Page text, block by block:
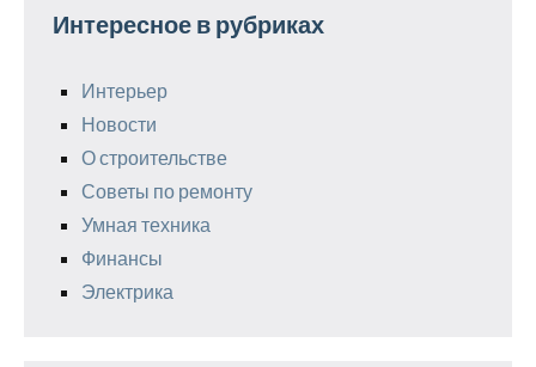
Интересное в рубриках
Интерьер
Новости
О строительстве
Советы по ремонту
Умная техника
Финансы
Электрика